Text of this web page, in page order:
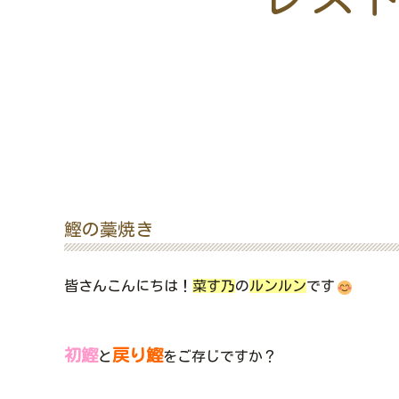
鰹の藁焼き
皆さんこんにちは！ 菜す乃のルンルンです
初鰹と戻り鰹をご存じですか？